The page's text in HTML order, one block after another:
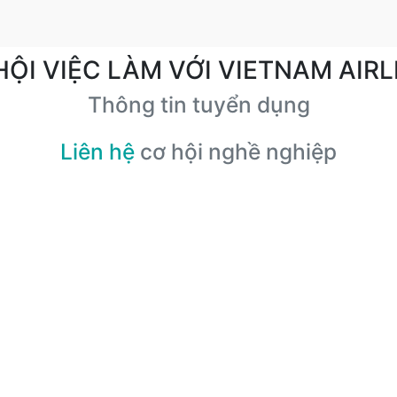
VIỆC LÀM VỚI VIETNAM
Thông tin tuyển dụng
Liên hệ cơ hội nghề nghiệp